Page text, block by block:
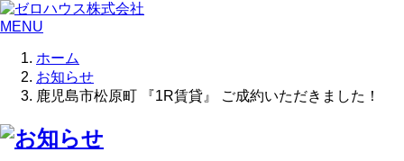
MENU
ホーム
お知らせ
鹿児島市松原町 『1R賃貸』 ご成約いただきました！